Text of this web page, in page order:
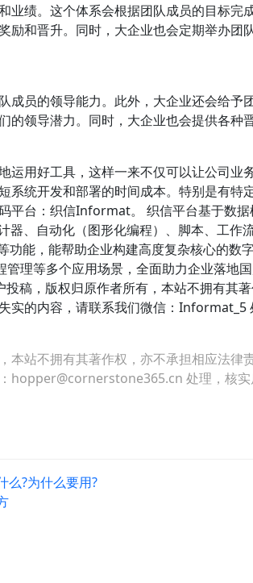
业绩。这个体系会根据团队成员的目标完
励和晋升。同时，大企业也会定期举办团
成员的领导能力。此外，大企业还会给予
的领导潜力。同时，大企业也会提供各种
运用好工具，这样一来不仅可以让公司业
系统开发和部署的时间成本。特别是有特
平台：织信Informat。 织信平台基于数据
器、自动化（图形化编程）、脚本、工作
功能，能帮助企业构建高度复杂核心的数
管理等多个应用场景，全面助力企业落地
稿，版权归原作者所有，本站不拥有其
实的内容，请联系我们微信：Informat_5
本站不拥有其著作权，亦不承担相应法律
hopper@cornerstone365.cn 处理，核
么?为什么要用?